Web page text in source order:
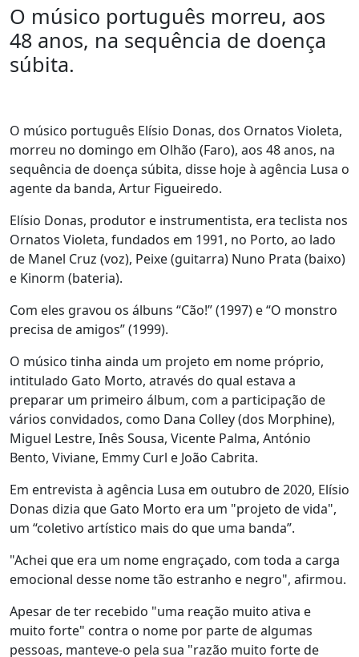
O músico português morreu, aos
48 anos, na sequência de doença
súbita.
O músico português Elísio Donas, dos Ornatos Violeta,
morreu no domingo em Olhão (Faro), aos 48 anos, na
sequência de doença súbita, disse hoje à agência Lusa o
agente da banda, Artur Figueiredo.
Elísio Donas, produtor e instrumentista, era teclista nos
Ornatos Violeta, fundados em 1991, no Porto, ao lado
de Manel Cruz (voz), Peixe (guitarra) Nuno Prata (baixo)
e Kinorm (bateria).
Com eles gravou os álbuns “Cão!” (1997) e “O monstro
precisa de amigos” (1999).
O músico tinha ainda um projeto em nome próprio,
intitulado Gato Morto, através do qual estava a
preparar um primeiro álbum, com a participação de
vários convidados, como Dana Colley (dos Morphine),
Miguel Lestre, Inês Sousa, Vicente Palma, António
Bento, Viviane, Emmy Curl e João Cabrita.
Em entrevista à agência Lusa em outubro de 2020, Elísio
Donas dizia que Gato Morto era um "projeto de vida",
um “coletivo artístico mais do que uma banda”.
"Achei que era um nome engraçado, com toda a carga
emocional desse nome tão estranho e negro", afirmou.
Apesar de ter recebido "uma reação muito ativa e
muito forte" contra o nome por parte de algumas
pessoas, manteve-o pela sua "razão muito forte de